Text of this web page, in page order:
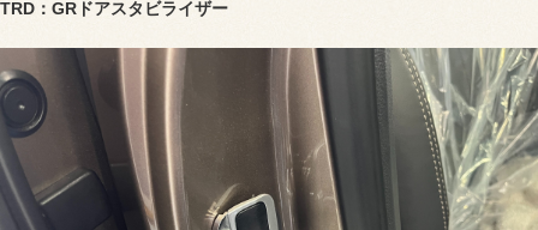
TRD：GRドアスタビライザー